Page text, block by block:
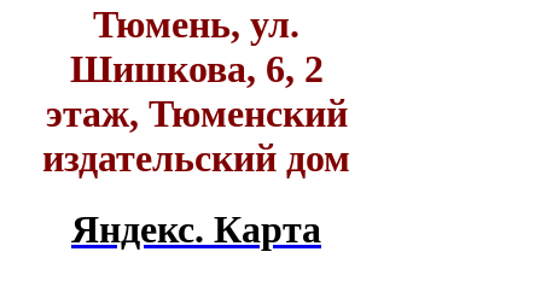
Тюмень, ул.
Шишкова, 6, 2
этаж, Тюменский
издательский дом
Яндекс. Карта